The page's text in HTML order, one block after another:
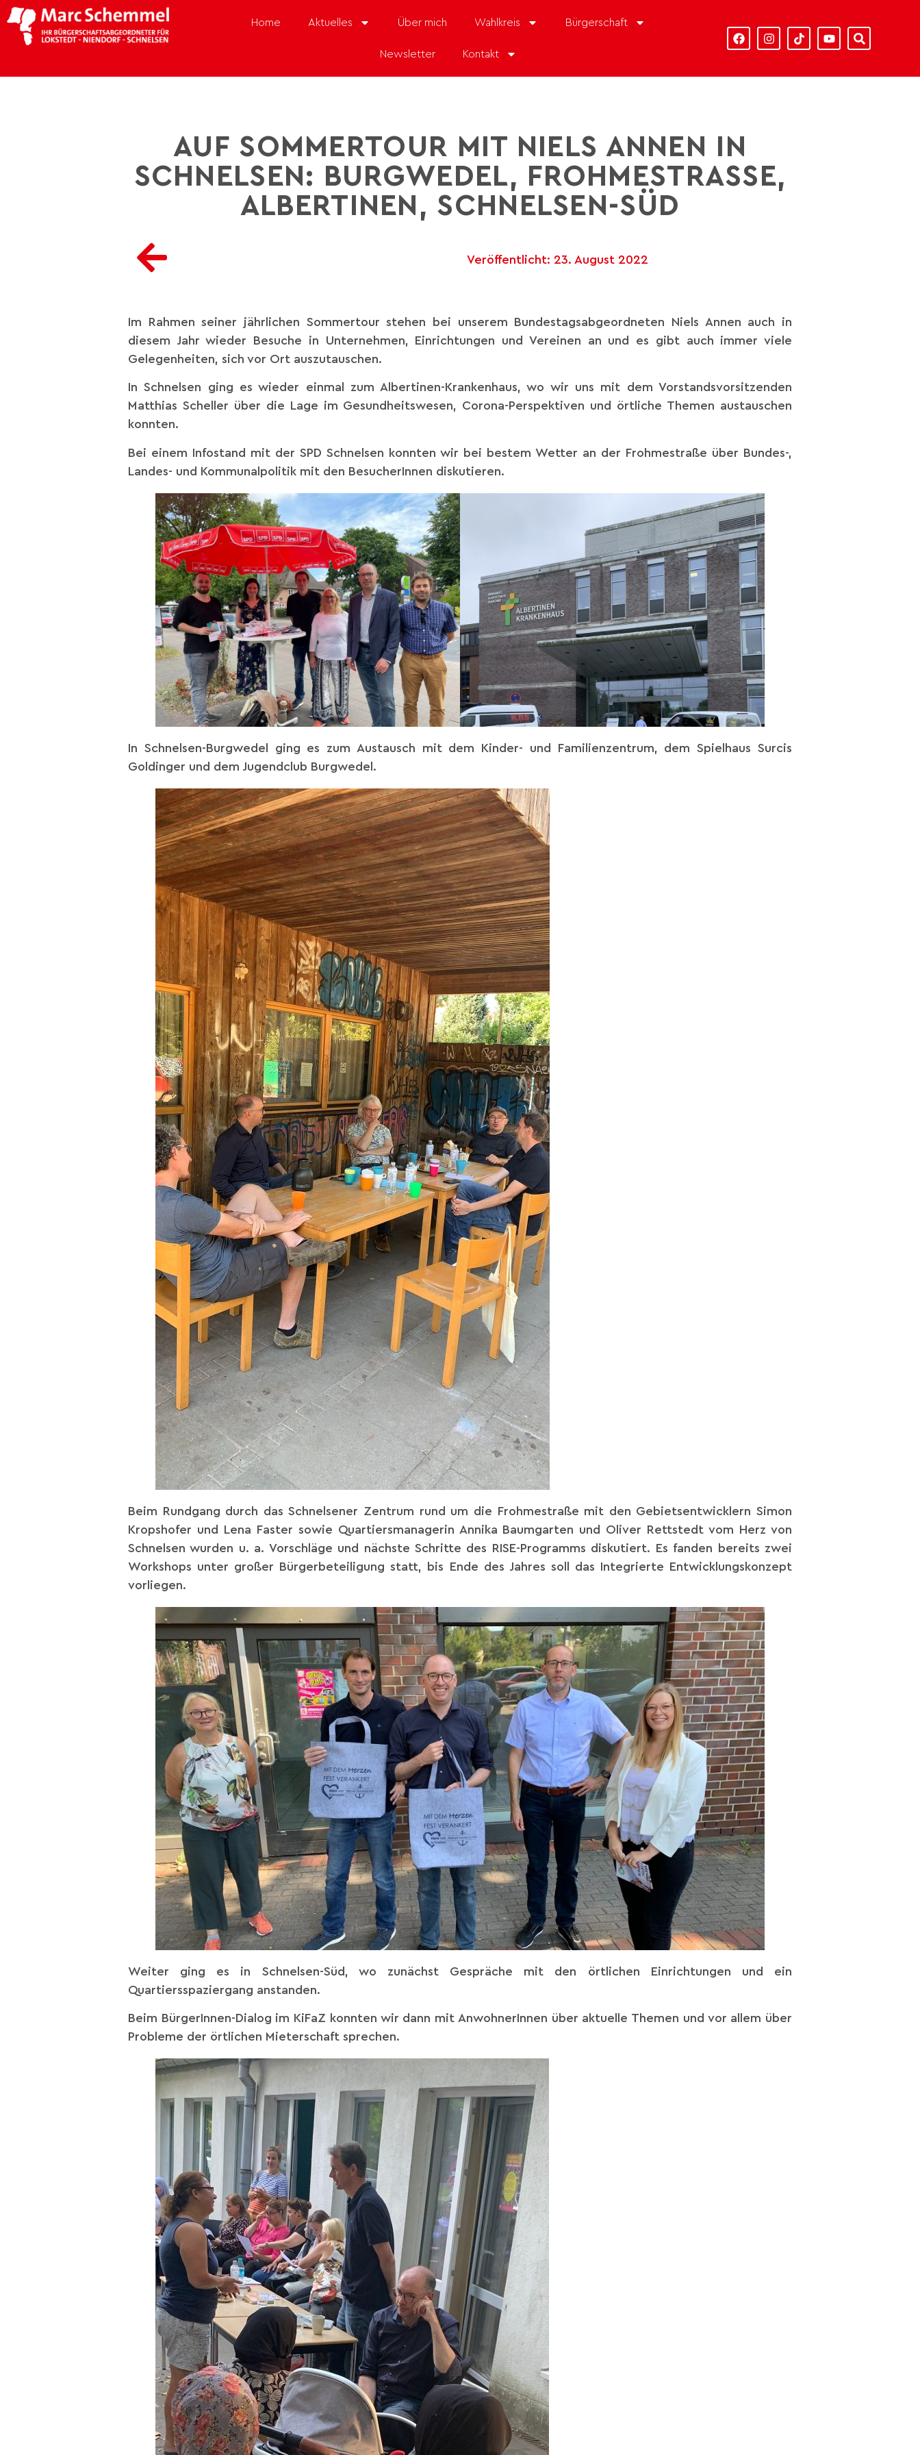
Home Aktuelles Über mich Wahlkreis Bürgerschaft
Newsletter Kontakt
AUF SOMMERTOUR MIT NIELS ANNEN IN
SCHNELSEN: BURGWEDEL, FROHMESTRASSE, A
LBERTINEN, SCHNELSEN-SÜD
Veröffentlicht: 23. August 2022
Im Rahmen seiner jährlichen Sommertour stehen bei unserem Bundestagsabgeordneten Niels Annen auch in
diesem Jahr wieder Besuche in Unternehmen, Einrichtungen und Vereinen an und es gibt auch immer viele
Gelegenheiten, sich vor Ort auszutauschen.
In Schnelsen ging es wieder einmal zum Albertinen-Krankenhaus, wo wir uns mit dem Vorstandsvorsitzenden
Matthias Scheller über die Lage im Gesundheitswesen, Corona-Perspektiven und örtliche Themen austauschen
konnten.
Bei einem Infostand mit der SPD Schnelsen konnten wir bei bestem Wetter an der Frohmestraße über Bundes-,
Landes- und Kommunalpolitik mit den BesucherInnen diskutieren.
In Schnelsen-Burgwedel ging es zum Austausch mit dem Kinder- und Familienzentrum, dem Spielhaus Surcis
Goldinger und dem Jugendclub Burgwedel.
Beim Rundgang durch das Schnelsener Zentrum rund um die Frohmestraße mit den Gebietsentwicklern Simon
Kropshofer und Lena Faster sowie Quartiersmanagerin Annika Baumgarten und Oliver Rettstedt vom Herz von
Schnelsen wurden u. a. Vorschläge und nächste Schritte des RISE-Programms diskutiert. Es fanden bereits zwei
Workshops unter großer Bürgerbeteiligung statt, bis Ende des Jahres soll das Integrierte Entwicklungskonzept
vorliegen.
Weiter ging es in Schnelsen-Süd, wo zunächst Gespräche mit den örtlichen Einrichtungen und ein
Quartiersspaziergang anstanden.
Beim BürgerInnen-Dialog im KiFaZ konnten wir dann mit AnwohnerInnen über aktuelle Themen und vor allem über
Probleme der örtlichen Mieterschaft sprechen.